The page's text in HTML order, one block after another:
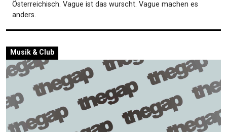
Österreichisch. Vague ist das wurscht. Vague machen es
anders.
Musik & Club